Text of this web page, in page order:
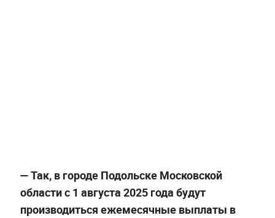
— Так, в городе Подольске Московской
области с 1 августа 2025 года будут
производиться ежемесячные выплаты в